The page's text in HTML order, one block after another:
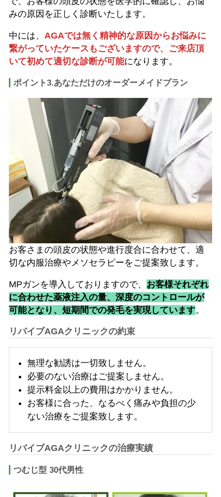
みの原因を正しく診断いたします。
中には、 AGAでは無く精神的な原因からお悩みに
繋がっていたケースもございますので、ご来店頂
いて初めて適切な診断が可能になります。
ポイント3.あなただけのオーダーメイドプラン
お客さまの頭皮の状態や進行度合に合わせて、適
切な内服治療やメソセラピーをご提案致します。
MPガンを導入しておりますので、 お客様それぞれ
に合わせた薬液注入の量、深度のコントロールが
可能となり、短期間での発毛を実現しています。
リバイブAGAクリニックの約束
無理な勧誘は一切致しません。
必要のない治療はご提案しません。
提示料金以上の費用はかかりません。
お客様に合った、なるべく痛みや負担の少
ない治療をご提案致します。
リバイブAGAクリニックの治療実績
つむじ型 30代男性